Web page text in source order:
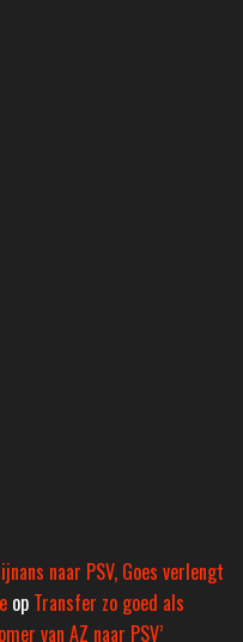
naar PSV, Goes verlengt
op Transfer zo goed als
van AZ naar PSV’